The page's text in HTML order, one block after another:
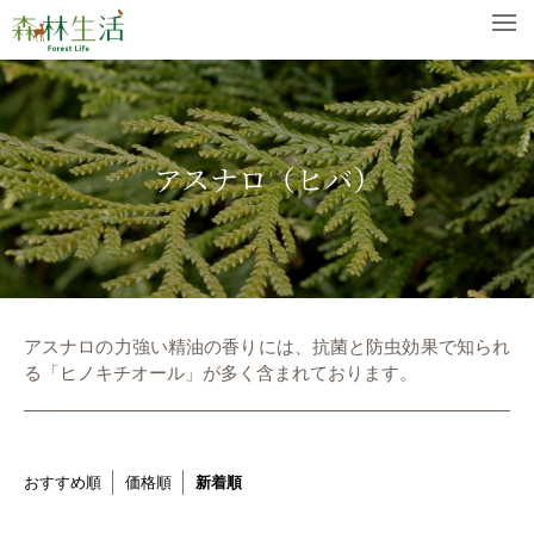
アスナロ（ヒバ）
アスナロの力強い精油の香りには、抗菌と防虫効果で知られ
る「ヒノキチオール」が多く含まれております。
おすすめ順 価格順 新着順